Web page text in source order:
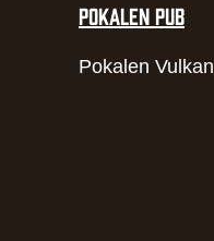
POKALEN PUB
Pokalen Vulkan